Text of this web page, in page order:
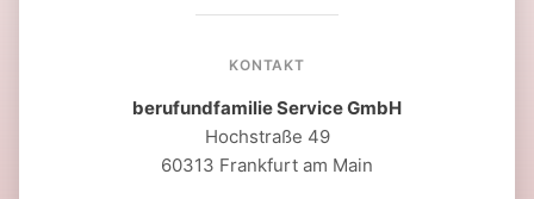
KONTAKT
berufundfamilie Service GmbH
Hochstraße 49
60313 Frankfurt am Main